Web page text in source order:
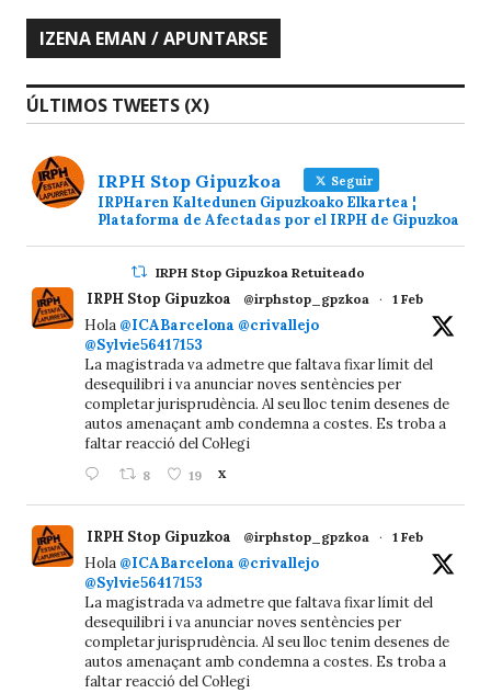
ÚLTIMOS TWEETS (X)
IRPH Stop Gipuzkoa Seguir
IRPHaren Kaltedunen Gipuzkoako Elkartea ¦
Plataforma de Afectadas por el IRPH de Gipuzkoa
IRPH Stop Gipuzkoa Retuiteado
IRPH Stop Gipuzkoa @irphstop_gpzkoa · 1 Feb
Hola @ICABarcelona @crivallejo
@Sylvie56417153
La magistrada va admetre que faltava fixar límit del
desequilibri i va anunciar noves sentències per
completar jurisprudència. Al seu lloc tenim desenes de
autos amenaçant amb condemna a costes. Es troba a
faltar reacció del Col·legi
8 19 X
IRPH Stop Gipuzkoa @irphstop_gpzkoa · 1 Feb
Hola @ICABarcelona @crivallejo
@Sylvie56417153
La magistrada va admetre que faltava fixar límit del
desequilibri i va anunciar noves sentències per
completar jurisprudència. Al seu lloc tenim desenes de
autos amenaçant amb condemna a costes. Es troba a
faltar reacció del Col·legi